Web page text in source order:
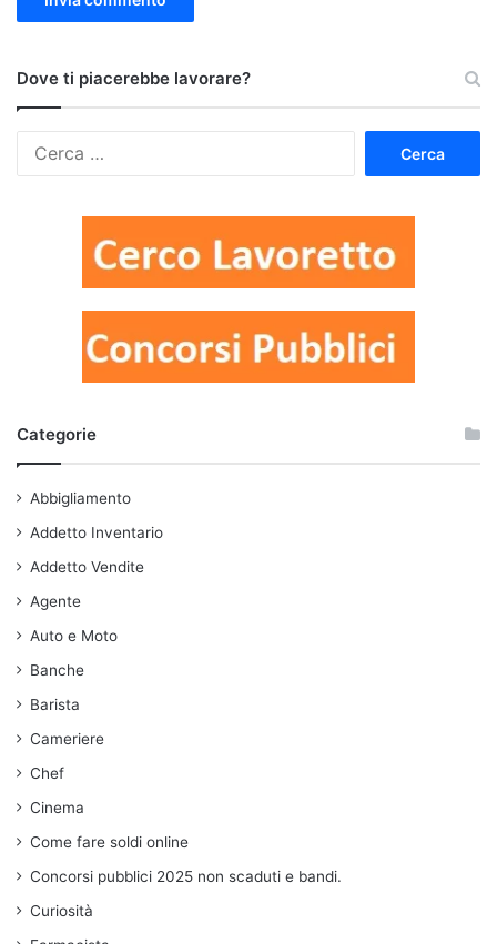
Dove ti piacerebbe lavorare?
Categorie
Abbigliamento
Addetto Inventario
Addetto Vendite
Agente
Auto e Moto
Banche
Barista
Cameriere
Chef
Cinema
Come fare soldi online
Concorsi pubblici 2025 non scaduti e bandi.
Curiosità